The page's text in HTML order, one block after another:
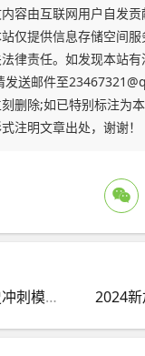
容由互联网用户自发
仅提供信息存储空间
律责任。如发现本站
发送邮件至
删除;如已特别标注为
注明文章出处，谢谢！
2026年高考历史冲刺模拟试卷1(含答案)